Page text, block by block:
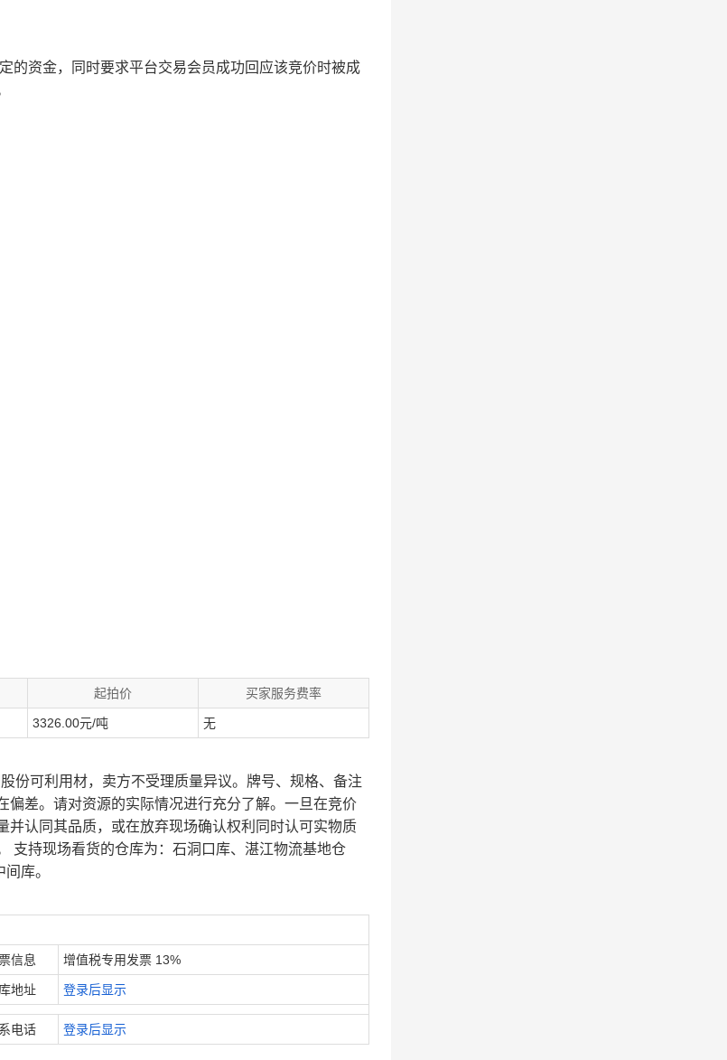
的资金，同时要求平台交易会员成功回应该竞价时被成
起拍价 买家服务费率
3326.00元/吨 无
份可利用材，卖方不受理质量异议。牌号、规格、备注
差。请对资源的实际情况进行充分了解。一旦在竞价
认同其品质，或在放弃现场确认权利同时认可实物质
支持现场看货的仓库为：石洞口库、湛江物流基地仓
库。
信息 增值税专用发票 13%
地址 登录后显示
电话 登录后显示